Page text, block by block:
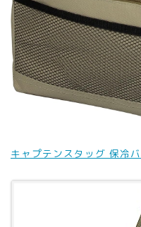
キャプテンスタッグ 保冷